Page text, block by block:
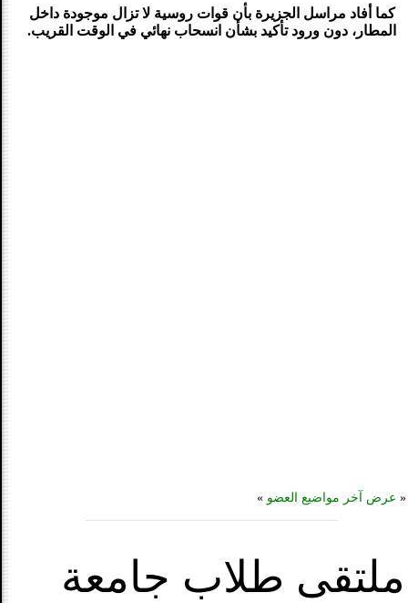
كما أفاد مراسل الجزيرة بأن قوات روسية لا تزال موجودة داخل
المطار، دون ورود تأكيد بشأن انسحاب نهائي في الوقت القريب.
« عرض آخر مواضيع العضو »
ملتقى طلاب جامعة